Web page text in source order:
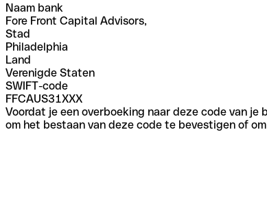
Naam bank
Fore Front Capital Advisors,
Stad
Philadelphia
Land
Verenigde Staten
SWIFT-code
FFCAUS31XXX
Voordat je een overboeking naar deze code van
om het bestaan van deze code te bevestigen of